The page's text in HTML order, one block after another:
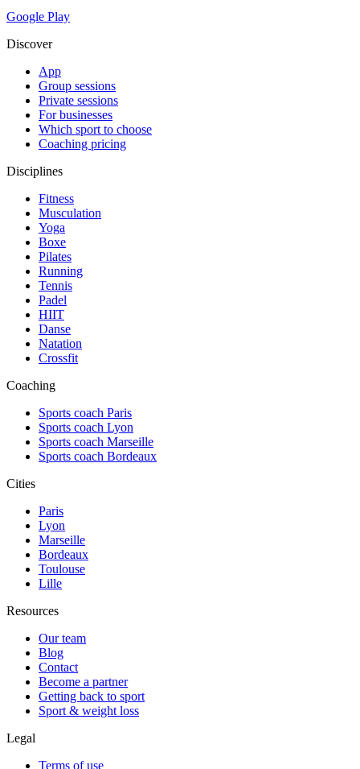
Google Play
Discover
App
Group sessions
Private sessions
For businesses
Which sport to choose
Coaching pricing
Disciplines
Fitness
Musculation
Yoga
Boxe
Pilates
Running
Tennis
Padel
HIIT
Danse
Natation
Crossfit
Coaching
Sports coach Paris
Sports coach Lyon
Sports coach Marseille
Sports coach Bordeaux
Cities
Paris
Lyon
Marseille
Bordeaux
Toulouse
Lille
Resources
Our team
Blog
Contact
Become a partner
Getting back to sport
Sport & weight loss
Legal
Terms of use